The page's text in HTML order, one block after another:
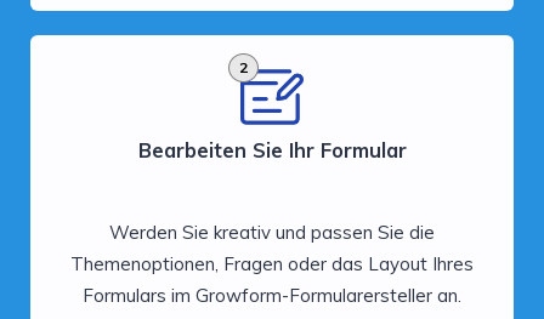
2
Bearbeiten Sie Ihr Formular
Werden Sie kreativ und passen Sie die
Themenoptionen, Fragen oder das Layout Ihres
Formulars im Growform-Formularersteller an.